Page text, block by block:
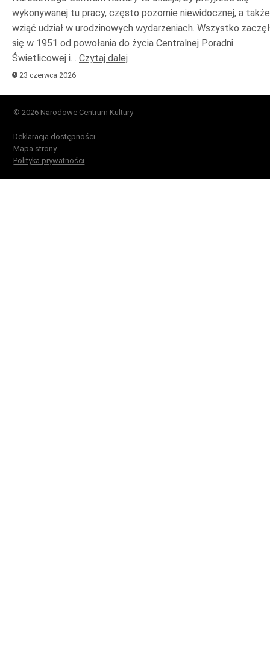
wykonywanej tu pracy, często pozornie niewidocznej, a także
wziąć udział w urodzinowych wydarzeniach. Wszystko
się w 1951 od powołania do życia Centralnej Poradni
Świetlicowej i… Czytaj dalej
23 czerwca 2026
© 2026 Narodowe Centrum Kultury
Deklaracja dostępności
Mapa strony
Polityka prywatności